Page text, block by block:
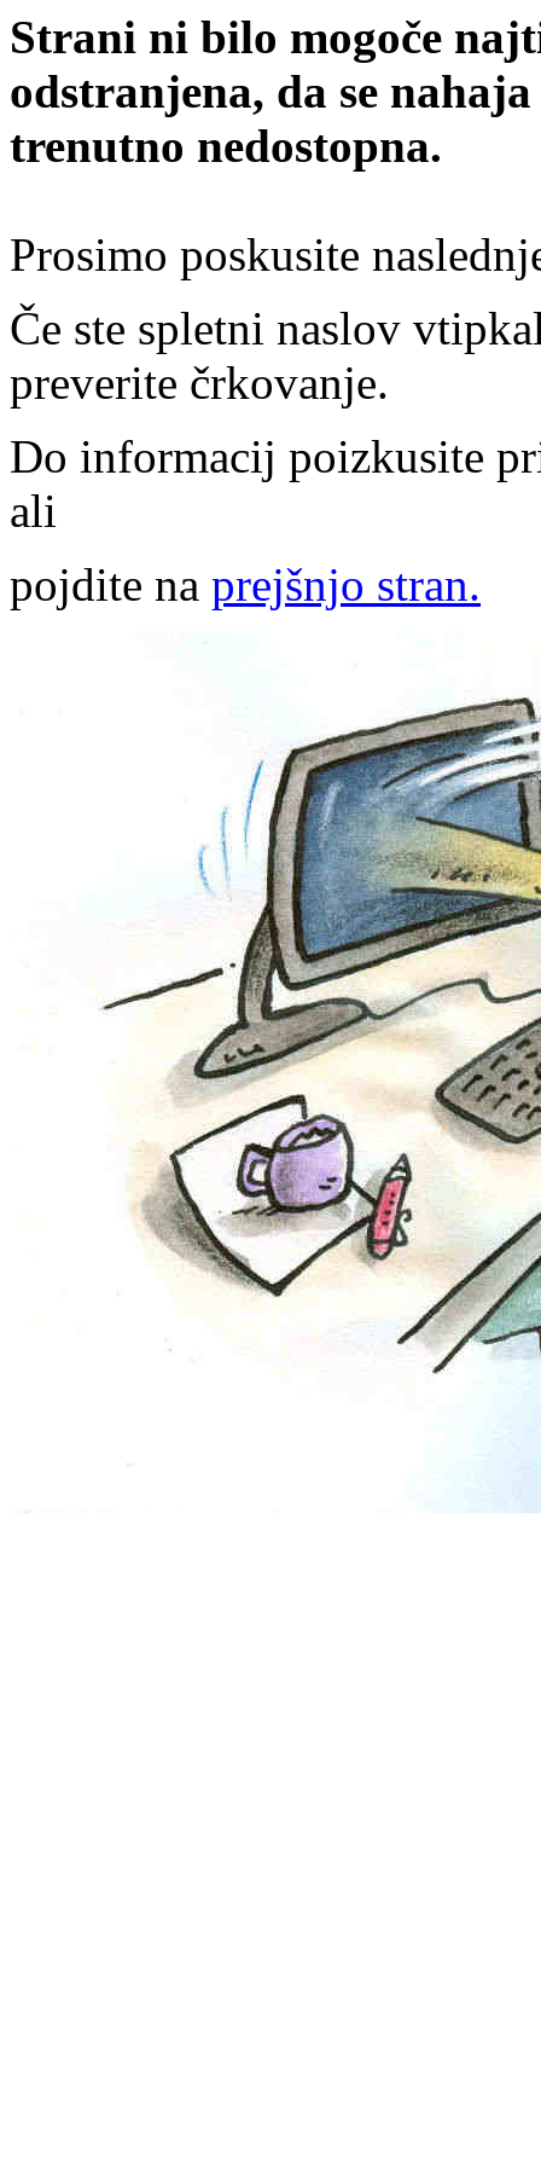
Strani ni bilo mogoče
odstranjena, da se
trenutno nedostopna.
Prosimo poskusite
Če ste spletni naslov
preverite črkovanje.
Do informacij poizkusite
ali
pojdite na prejšnjo stran.